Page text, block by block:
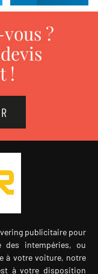
?
!
publicitaire pour
des intempéries, ou
à votre voiture, notre
à votre disposition